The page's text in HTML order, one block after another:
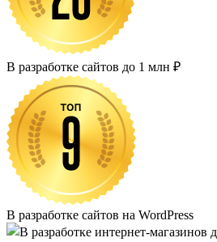
В разработке сайтов до 1 млн ₽
В разработке сайтов на WordPress